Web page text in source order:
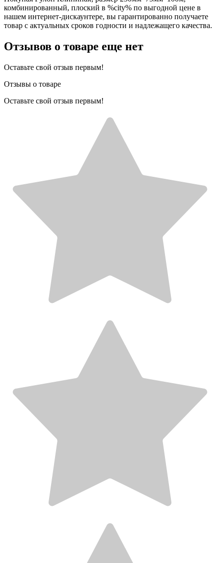
комбинированный, плоский в %city% по выгодной цене в
нашем интернет-дискаунтере, вы гарантированно получаете
товар с актуальных сроков годности и надлежащего качества.
Отзывов о товаре еще нет
Оставьте свой отзыв первым!
Отзывы о товаре
Оставьте свой отзыв первым!